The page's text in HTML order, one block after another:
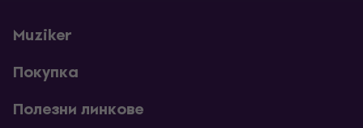
Muziker
Покупка
Полезни линкове